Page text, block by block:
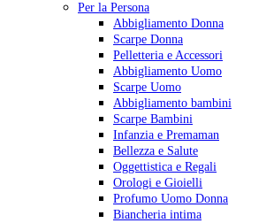
Per la Persona
Abbigliamento Donna
Scarpe Donna
Pelletteria e Accessori
Abbigliamento Uomo
Scarpe Uomo
Abbigliamento bambini
Scarpe Bambini
Infanzia e Premaman
Bellezza e Salute
Oggettistica e Regali
Orologi e Gioielli
Profumo Uomo Donna
Biancheria intima